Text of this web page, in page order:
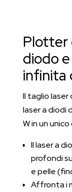
Plotter
diodo
infinita
Il taglio laser
laser a diodi
W in un
Il laser a
profondi
e pelle
Affronta i